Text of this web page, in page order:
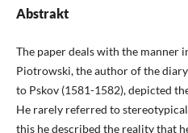
Abstrakt
The paper deals with the manner
Piotrowski, the author of the
to Pskov (1581-1582), depicted
He rarely referred to
this he described the reality that